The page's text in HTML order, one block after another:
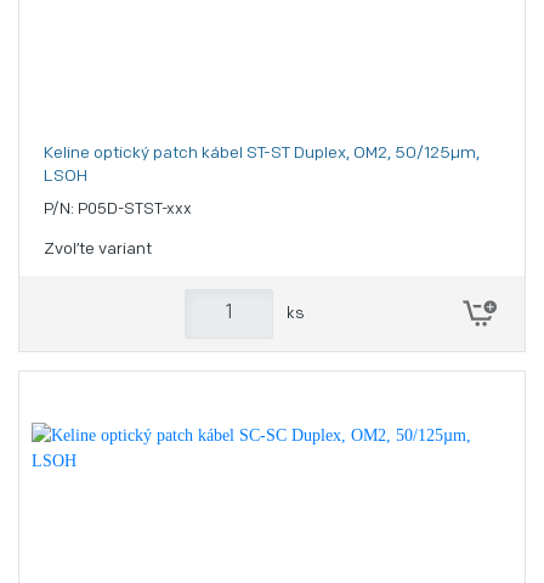
Keline optický patch kábel ST-ST Duplex, OM2, 50/125µm,
LSOH
P/N: P05D-STST-xxx
Zvoľte variant
ks